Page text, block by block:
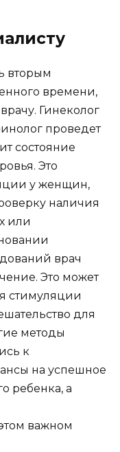
вторым
времени,
Гинеколог
проведет
состояние
Это
у женщин,
наличия
или
врач
Это может
стимуляции
для
методы
к
на успешное
ребенка, а
важном